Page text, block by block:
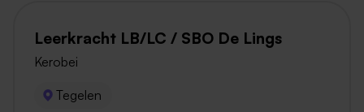
Leerkracht LB/LC / SBO De Lings
Kerobei
Tegelen